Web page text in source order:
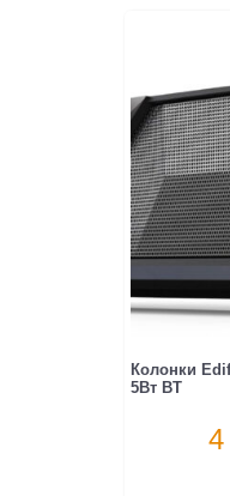
Колонки
5Вт BT
4